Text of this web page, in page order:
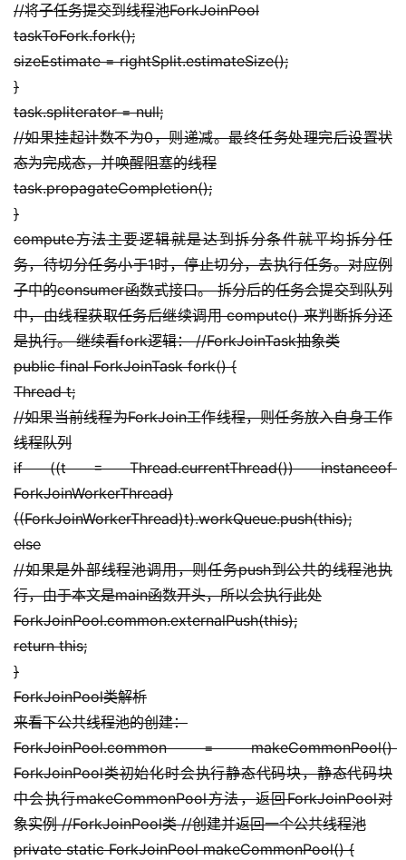
//将子任务提交到线程池ForkJoinPool
taskToFork.fork();
sizeEstimate = rightSplit.estimateSize();
}
task.spliterator = null;
//如果挂起计数不为0，则递减。最终任务处理完后设置状
态为完成态，并唤醒阻塞的线程
task.propagateCompletion();
}
compute方法主要逻辑就是达到拆分条件就平均拆分任
务，待切分任务小于1时，停止切分，去执行任务。对应例
子中的consumer函数式接口。 拆分后的任务会提交到队列
中，由线程获取任务后继续调用 compute() 来判断拆分还
是执行。 继续看fork逻辑： //ForkJoinTask抽象类
public final ForkJoinTask fork() {
Thread t;
//如果当前线程为ForkJoin工作线程，则任务放入自身工作
线程队列
if ((t = Thread.currentThread()) instanceof
ForkJoinWorkerThread)
((ForkJoinWorkerThread)t).workQueue.push(this);
else
//如果是外部线程池调用，则任务push到公共的线程池执
行，由于本文是main函数开头，所以会执行此处
ForkJoinPool.common.externalPush(this);
return this;
}
ForkJoinPool类解析
来看下公共线程池的创建：
ForkJoinPool.common = makeCommonPool()
ForkJoinPool类初始化时会执行静态代码块，静态代码块
中会执行makeCommonPool方法，返回ForkJoinPool对
象实例 //ForkJoinPool类 //创建并返回一个公共线程池
private static ForkJoinPool makeCommonPool() {